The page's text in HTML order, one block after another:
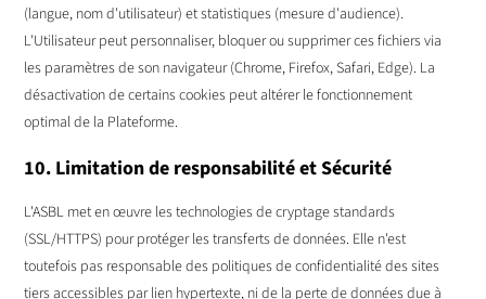
(langue, nom d'utilisateur) et statistiques (mesure d'audience).
L'Utilisateur peut personnaliser, bloquer ou supprimer ces fichiers via
les paramètres de son navigateur (Chrome, Firefox, Safari, Edge). La
désactivation de certains cookies peut altérer le fonctionnement
optimal de la Plateforme.
10. Limitation de responsabilité et Sécurité
L'ASBL met en œuvre les technologies de cryptage standards
(SSL/HTTPS) pour protéger les transferts de données. Elle n'est
toutefois pas responsable des politiques de confidentialité des sites
tiers accessibles par lien hypertexte, ni de la perte de données due à